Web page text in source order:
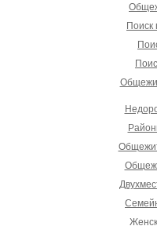
Поиск